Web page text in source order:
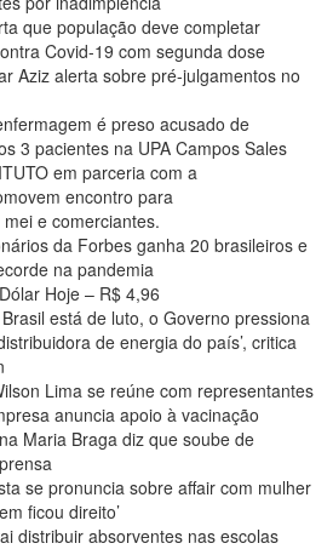
que população deve completar
Covid-19 com segunda dose
Aziz alerta sobre pré-julgamentos no
é preso acusado de
3 pacientes na UPA Campos Sales
em parceria com a
encontro para
e comerciantes.
da Forbes ganha 20 brasileiros e
na pandemia
Hoje – R$ 4,96
Brasil está de luto, o Governo pressiona
de energia do país’, critica
Lima se reúne com representantes
anuncia apoio à vacinação
Maria Braga diz que soube de
se pronuncia sobre affair com mulher
ficou direito’
distribuir absorventes nas escolas